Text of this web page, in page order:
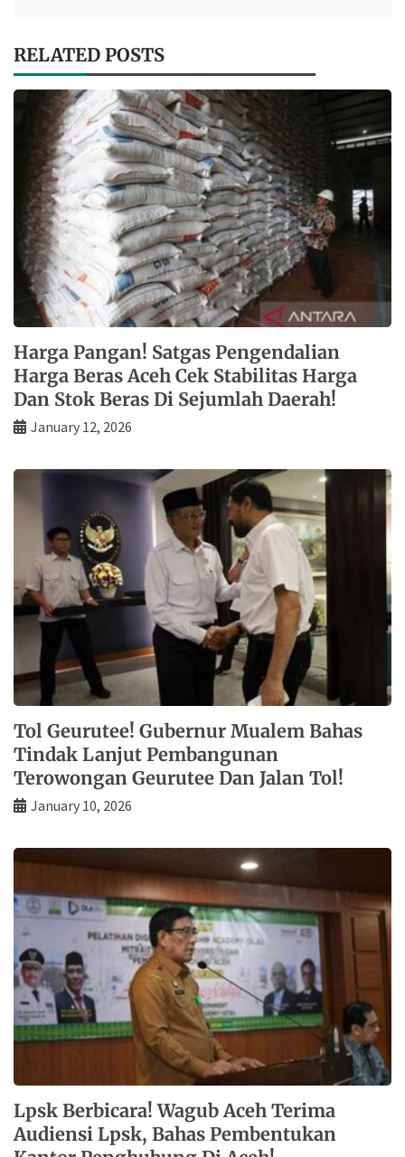
RELATED POSTS
Harga Pangan! Satgas Pengendalian
Harga Beras Aceh Cek Stabilitas Harga
Dan Stok Beras Di Sejumlah Daerah!
January 12, 2026
Tol Geurutee! Gubernur Mualem Bahas
Tindak Lanjut Pembangunan
Terowongan Geurutee Dan Jalan Tol!
January 10, 2026
Lpsk Berbicara! Wagub Aceh Terima
Audiensi Lpsk, Bahas Pembentukan